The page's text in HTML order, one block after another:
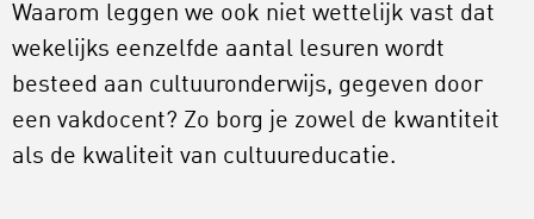
Waarom leggen we ook niet wettelijk vast dat
wekelijks eenzelfde aantal lesuren wordt
besteed aan cultuuronderwijs, gegeven door
een vakdocent? Zo borg je zowel de kwantiteit
als de kwaliteit van cultuureducatie.